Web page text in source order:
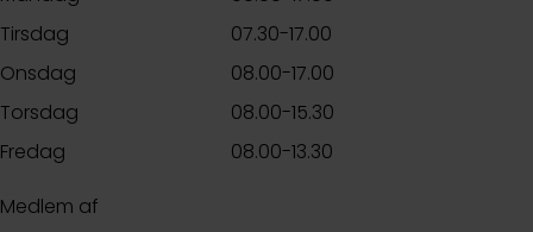
Tirsdag
07.30-17.00
Onsdag
08.00-17.00
Torsdag
08.00-15.30
Fredag
08.00-13.30
Medlem af